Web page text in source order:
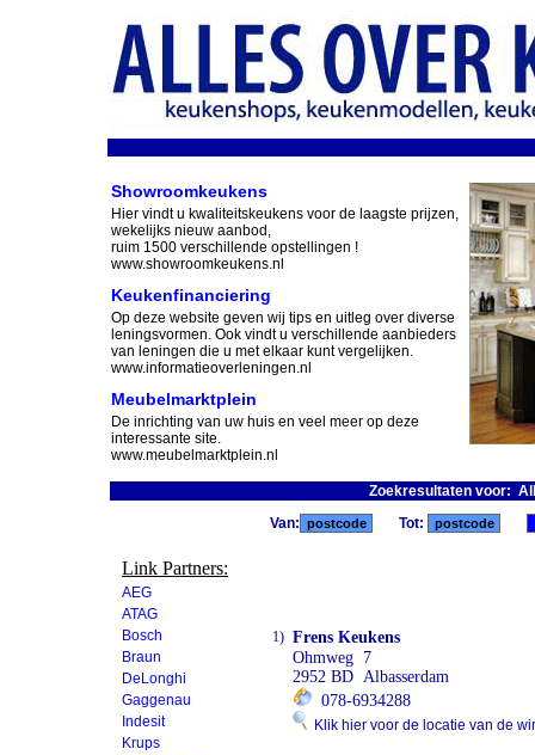
Showroomkeukens
Hier vindt u kwaliteitskeukens voor de laagste prijzen,
wekelijks nieuw aanbod,
ruim 1500 verschillende opstellingen !
www.showroomkeukens.nl
Keukenfinanciering
Op deze website geven wij tips en uitleg over diverse
leningsvormen. Ook vindt u verschillende aanbieders
van leningen die u met elkaar kunt vergelijken.
www.informatieoverleningen.nl
Meubelmarktplein
De inrichting van uw huis en veel meer op deze
interessante site.
www.meubelmarktplein.nl
Zoekresultaten voor:
Link Partners:
AEG
ATAG
Bosch
Braun
DeLonghi
Gaggenau
Indesit
Krups
Van: Tot:
1) Frens Keukens
Ohmweg 7
2952 BD Albasserdam
078-6934288
Klik hier voor de locatie van de